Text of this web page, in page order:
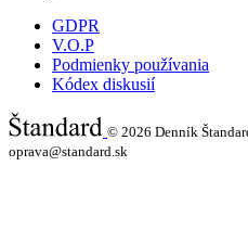
GDPR
V.O.P
Podmienky používania
Kódex diskusií
© 2026 Denník
oprava@standard.sk